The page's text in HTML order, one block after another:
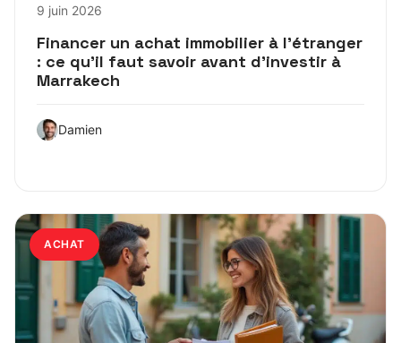
9 juin 2026
Financer un achat immobilier à l’étranger
: ce qu’il faut savoir avant d’investir à
Marrakech
Damien
ACHAT